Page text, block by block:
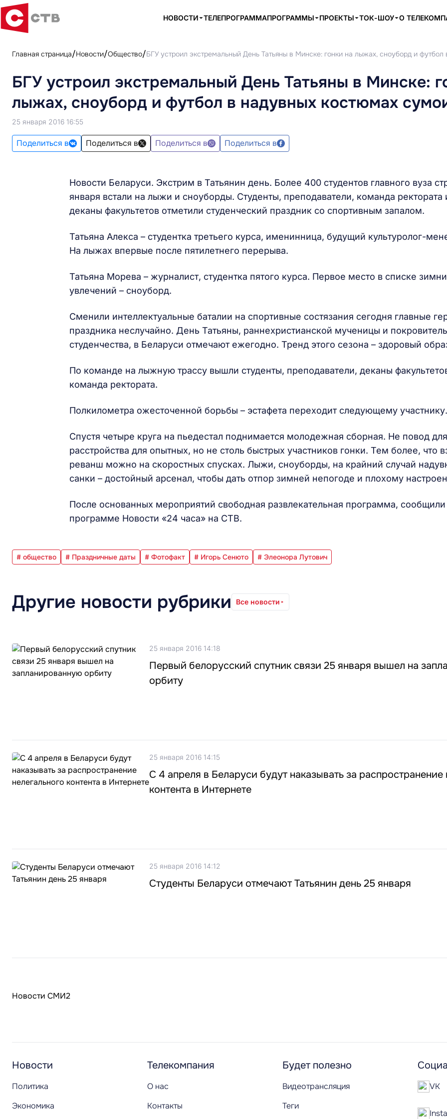
НОВОСТИ ТЕЛЕПРОГРАММАПРОГРАММЫ ПРОЕКТЫ ТОК-ШОУ О
Главная страница Новости Общество БГУ устроил экстремальный День Татьяны в Минске: гонки на лыжах, сноуборд и
БГУ устроил экстремальный День Татьяны в Минске:
лыжах, сноуборд и футбол в надувных костюмах
25 января 2016 16:55
Поделиться в Поделиться в Поделиться в Поделиться в
Новости Беларуси. Экстрим в Татьянин день. Более 400 студентов главного вуза
января встали на лыжи и сноуборды. Студенты, преподаватели, команда ректората
деканы факультетов отметили студенческий праздник со спортивным запалом.
Татьяна Алекса – студентка третьего курса, именинница, будущий культуролог-
На лыжах впервые после пятилетнего перерыва.
Татьяна Морева – журналист, студентка пятого курса. Первое место в списке
увлечений – сноуборд.
Сменили интеллектуальные баталии на спортивные состязания сегодня главные
праздника неслучайно. День Татьяны, раннехристианской мученицы и
студенчества, в Беларуси отмечают ежегодно. Тренд этого сезона – здоровый
По команде на лыжную трассу вышли студенты, преподаватели, деканы
команда ректората.
Полкилометра ожесточенной борьбы – эстафета переходит следующему участнику.
Спустя четыре круга на пьедестал поднимается молодежная сборная. Не повод для
расстройства для опытных, но не столь быстрых участников гонки. Тем более, что
реванш можно на скоростных спусках. Лыжи, сноуборды, на крайний случай
санки – достойный арсенал, чтобы дать отпор зимней непогоде и плохому
После основанных мероприятий свободная развлекательная программа, сообщили
программе Новости «24 часа» на СТВ.
# общество # Праздничные даты # Фотофакт # Игорь Сенюто # Элеонора Лутович
Другие новости рубрики Все новости
25 января 2016 14:18
Первый белорусский спутник связи 25 января вышел на
орбиту
25 января 2016 14:15
С 4 апреля в Беларуси будут наказывать за распространение
контента в Интернете
25 января 2016 14:12
Студенты Беларуси отмечают Татьянин день 25 января
Новости СМИ2
Новости
Политика
Экономика
Телекомпания
О нас
Контакты
Будет полезно
Видеотрансляция
Теги
VK